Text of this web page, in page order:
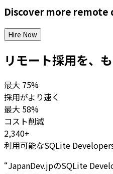
Discover more remote
Hire Now
リモート採用を、
最大 75%
採用がより速く
最大 58%
コスト削減
2,340+
利用可能なSQLite
“JapanDev.jpのSQLite